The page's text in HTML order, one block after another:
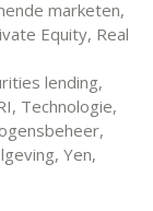
marketen,
Equity, Real
lending,
Technologie,
Yen,